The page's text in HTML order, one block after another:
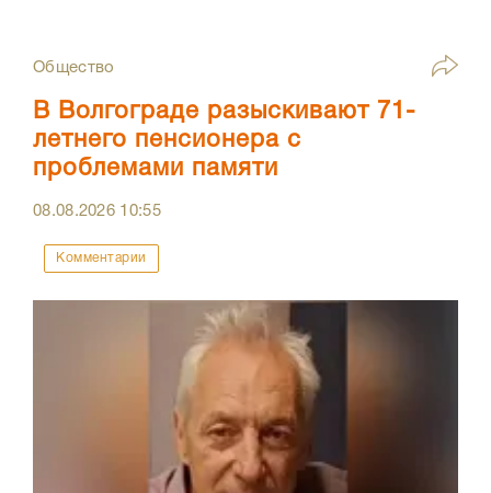
Общество
В Волгограде разыскивают 71-
летнего пенсионера с
проблемами памяти
08.08.2026 10:55
Комментарии